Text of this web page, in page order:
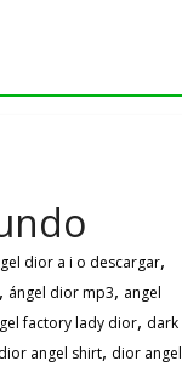
dior a i o descargar,
, ángel dior mp3, angel
factory lady dior, dark
dior angel shirt, dior angel